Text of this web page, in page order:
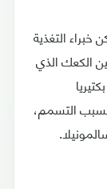
التغذية
الكعك الذي
تسبب التسمم،